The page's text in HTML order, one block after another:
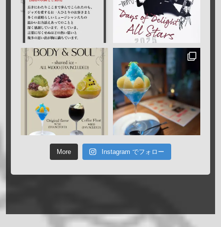
More Instagram でフォロー